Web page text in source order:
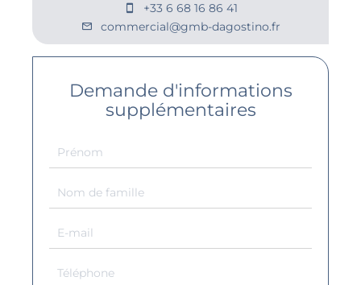
+33 6 68 16 86 41
commercial@gmb-dagostino.fr
Demande d'informations
supplémentaires